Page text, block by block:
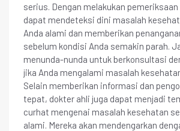
serius. Dengan melakukan
dapat mendeteksi dini masalah
Anda alami dan memberikan
sebelum kondisi Anda semakin parah.
menunda-nunda untuk berkonsultasi
jika Anda mengalami masalah
Selain memberikan informasi dan
tepat, dokter ahli juga dapat menjadi
curhat mengenai masalah kesehatan
alami. Mereka akan mendengarkan